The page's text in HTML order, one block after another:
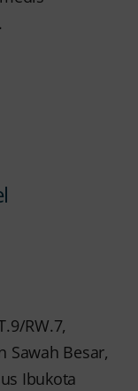
.
RW.7,
Sawah Besar,
Ibukota